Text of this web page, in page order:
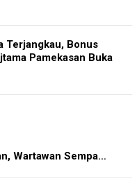
Terjangkau, Bonus
Pamekasan Buka
Wartawan Sempa…